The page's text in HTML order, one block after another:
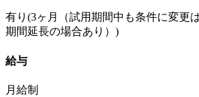
有り(3ヶ月（試用期間中も条件に変更
期間延長の場合あり）)
給与
月給制